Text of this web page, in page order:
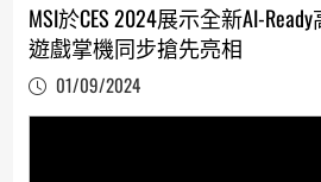
MSI於CES 2024展示全新AI-
遊戲掌機同步搶先亮相
01/09/2024